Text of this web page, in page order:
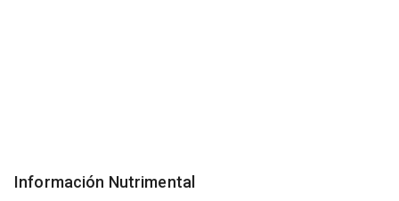
Información Nutrimental